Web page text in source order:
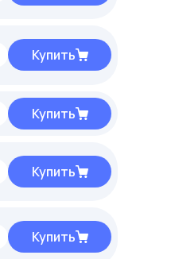
Купить
Купить
Купить
Купить